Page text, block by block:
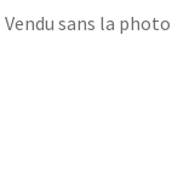
Vendu sans la photo